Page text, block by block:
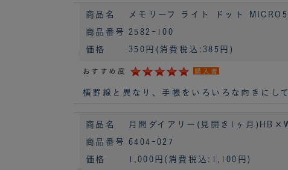
商品名 メモリーフ ライト ドット MICRO5
商品番号 2582-100
価格 350円 (消費税込:385円)
おすすめ度 購入者
横罫線と異なり、手帳をいろいろな向きにし
商品名 月間ダイアリー(見開き1ヶ月
商品番号 6404-027
価格 1,000円 (消費税込:1,100円)